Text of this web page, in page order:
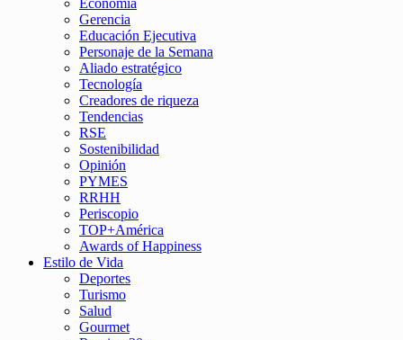
Economía
Gerencia
Educación Ejecutiva
Personaje de la Semana
Aliado estratégico
Tecnología
Creadores de riqueza
Tendencias
RSE
Sostenibilidad
Opinión
PYMES
RRHH
Periscopio
TOP+América
Awards of Happiness
Estilo de Vida
Deportes
Turismo
Salud
Gourmet